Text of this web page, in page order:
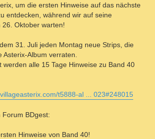
um die ersten Hinweise auf das nächste
entdecken, während wir auf seine
Oktober warten!
31. Juli jeden Montag neue Strips, die
Album verraten.
werden alle 15 Tage Hinweise zu Band 40
t5888-al ... 023#248015
Forum BDgest:
Hinweise von Band 40!